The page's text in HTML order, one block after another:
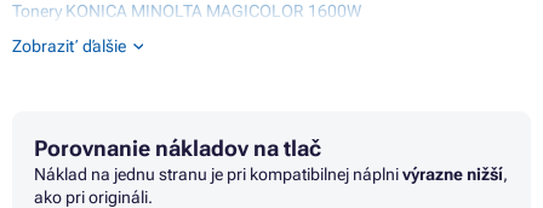
Tonery KONICA MINOLTA MAGICOLOR 1600W
Tonery KONICA MINOLTA MAGICOLOR 1650
Tonery KONICA MINOLTA MAGICOLOR 1650 SERIES
Tonery KONICA MINOLTA MAGICOLOR 1680
Tonery KONICA MINOLTA MAGICOLOR 1680MF
Tonery KONICA MINOLTA MAGICOLOR 1690
Zobraziť ďalšie
Porovnanie nákladov na tlač
Náklad na jednu stranu je pri kompatibilnej náplnivýrazne nižší,
ako pri origináli.